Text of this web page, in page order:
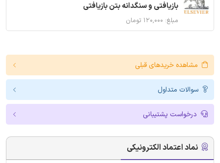
بازیافتی و سنگدانه بتن بازیافتی
مبلغ: ۱۲۰,۰۰۰ تومان
مشاهده خریدهای قبلی
سوالات متداول
درخواست پشتیبانی
نماد اعتماد الکترونیکی